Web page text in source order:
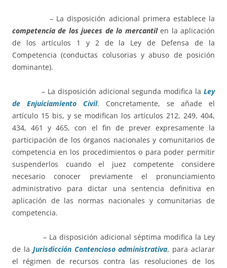
– La disposición adicional primera establece la
competencia de los jueces de lo mercantilen la aplicación
de los artículos 1 y 2 de la Ley de Defensa de la
Competencia (conductas colusorias y abuso de posición
dominante).
– La disposición adicional segunda modifica la Ley
de Enjuiciamiento Civil. Concretamente, se añade el
artículo 15 bis, y se modifican los artículos 212, 249, 404,
434, 461 y 465, con el fin de prever expresamente la
participación de los órganos nacionales y comunitarios de
competencia en los procedimientos o para poder permitir
suspenderlos cuando el juez competente considere
necesario conocer previamente el pronunciamiento
administrativo para dictar una sentencia definitiva en
aplicación de las normas nacionales y comunitarias de
competencia.
– La disposición adicional séptima modifica la Ley
de la Jurisdicción Contencioso administrativa, para aclarar
el régimen de recursos contra las resoluciones de los